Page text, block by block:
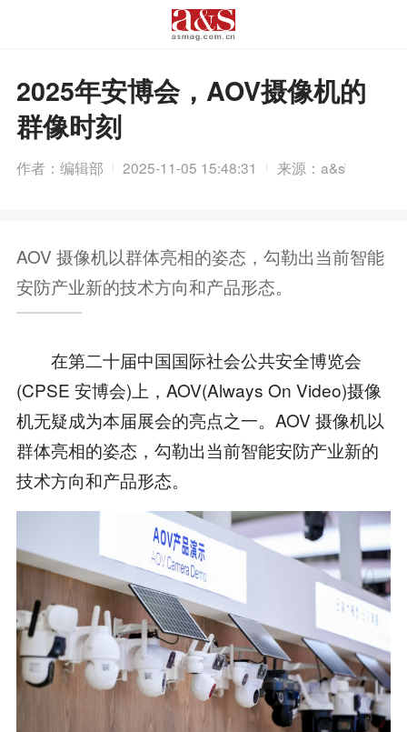
2025年安博会，AOV摄像机的
群像时刻
作者：编辑部 2025-11-05 15:48:31 来源：a&s
AOV 摄像机以群体亮相的姿态，勾勒出当前智能
安防产业新的技术方向和产品形态。
在第二十届中国国际社会公共安全博览会
(CPSE 安博会)上，AOV(Always On Video)摄像
机无疑成为本届展会的亮点之一。AOV 摄像机以
群体亮相的姿态，勾勒出当前智能安防产业新的
技术方向和产品形态。